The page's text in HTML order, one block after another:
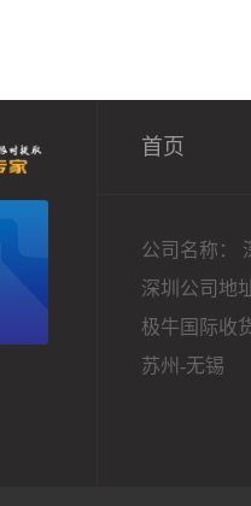
首页
公司名称：
深圳公司地
极牛国际收
苏州-无锡